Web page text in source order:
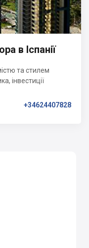
в Іспанії
та стилем
інвестиції
+34624407828